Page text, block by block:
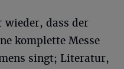
wieder, dass der
komplette Messe
singt; Literatur,